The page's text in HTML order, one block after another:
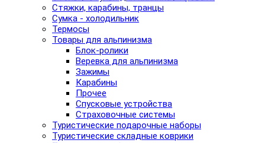
Стяжки, карабины, транцы
Сумка - холодильник
Термосы
Товары для альпинизма
Блок-ролики
Веревка для альпинизма
Зажимы
Карабины
Прочее
Спусковые устройства
Страховочные системы
Туристические подарочные наборы
Туристические складные коврики